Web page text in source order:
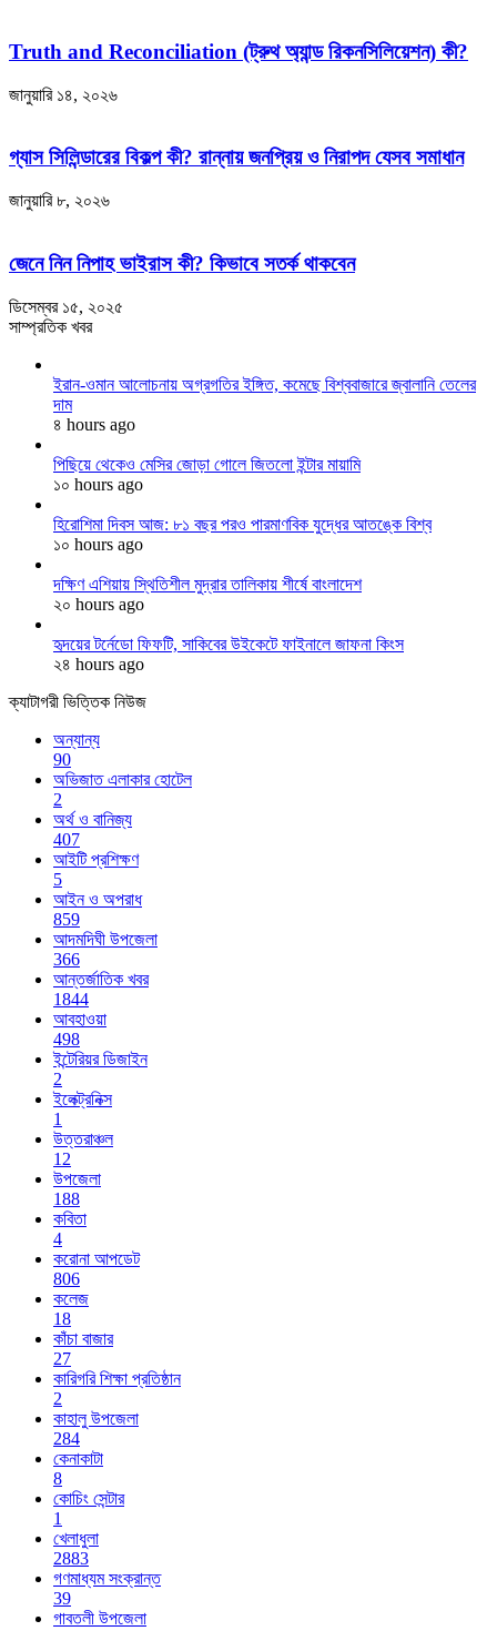
Truth and Reconciliation (ট্রুথ অ্যান্ড রিকনসিলিয়েশন) কী?
জানুয়ারি ১৪, ২০২৬
গ্যাস সিলিন্ডারের বিকল্প কী? রান্নায় জনপ্রিয় ও নিরাপদ যেসব সমাধান
জানুয়ারি ৮, ২০২৬
জেনে নিন নিপাহ ভাইরাস কী? কিভাবে সতর্ক থাকবেন
ডিসেম্বর ১৫, ২০২৫
সাম্প্রতিক খবর
ইরান-ওমান আলোচনায় অগ্রগতির ইঙ্গিত, কমেছে বিশ্ববাজারে জ্বালানি তেলের
দাম
৪ hours ago
পিছিয়ে থেকেও মেসির জোড়া গোলে জিতলো ইন্টার মায়ামি
১০ hours ago
হিরোশিমা দিবস আজ: ৮১ বছর পরও পারমাণবিক যুদ্ধের আতঙ্কে বিশ্ব
১০ hours ago
দক্ষিণ এশিয়ায় স্থিতিশীল মুদ্রার তালিকায় শীর্ষে বাংলাদেশ
২০ hours ago
হৃদয়ের টর্নেডো ফিফটি, সাকিবের উইকেটে ফাইনালে জাফনা কিংস
২৪ hours ago
ক্যাটাগরী ভিত্তিক নিউজ
অন্যান্য
90
অভিজাত এলাকার হোটেল
2
অর্থ ও বানিজ্য
407
আইটি প্রশিক্ষণ
5
আইন ও অপরাধ
859
আদমদিঘী উপজেলা
366
আন্তর্জাতিক খবর
1844
আবহাওয়া
498
ইন্টেরিয়র ডিজাইন
2
ইলেক্ট্রনিক্স
1
উত্তরাঞ্চল
12
উপজেলা
188
কবিতা
4
করোনা আপডেট
806
কলেজ
18
কাঁচা বাজার
27
কারিগরি শিক্ষা প্রতিষ্ঠান
2
কাহালু উপজেলা
284
কেনাকাটা
8
কোচিং সেন্টার
1
খেলাধুলা
2883
গণমাধ্যম সংক্রান্ত
39
গাবতলী উপজেলা